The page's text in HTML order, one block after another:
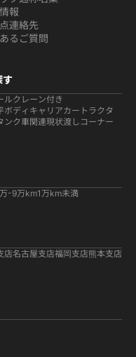
報
連絡先
るご質問
す
ルクレーン付き
ボディ キャリアカー トラクタ
ンク車関連現状渡しコーナー
-9万km1万km未満
店名古屋支店福岡支店熊本支店